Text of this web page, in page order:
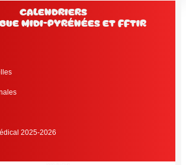
Calendriers
Midi-Pyrénées et FFtir
2025-2026